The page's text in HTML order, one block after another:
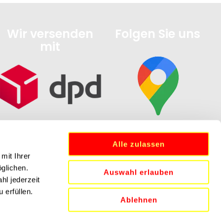
Ihrer
jederzeit
erfüllen.
Alle zulassen
Auswahl erlauben
Ablehnen